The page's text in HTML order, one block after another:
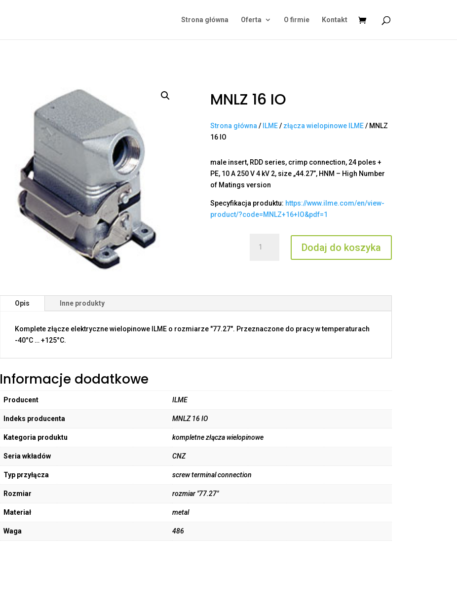
Strona główna Oferta O firmie Kontakt
MNLZ 16 IO
Strona główna / ILME/ złącza wielopinowe ILME/ MNLZ
16 IO
male insert, RDD series, crimp connection, 24 poles +
PE, 10 A 250 V 4 kV 2, size „44.27”, HNM – High Number
of Matings version
Specyfikacja produktu: https://www.ilme.com/en/view-
product/?code=MNLZ+16+IO&pdf=1
MNLZ
Dodaj do koszyka
Opis Inne produkty
Komplete złącze elektryczne wielopinowe ILME o rozmiarze "77.27". Przeznaczone do pracy w temperaturach
-40°C … +125°C.
Informacje dodatkowe
Producent ILME
Indeks producenta MNLZ 16 IO
Kategoria produktu kompletne złącza wielopinowe
Seria wkładów CNZ
Typ przyłącza screw terminal connection
Rozmiar rozmiar "77.27"
Materiał metal
Waga 486